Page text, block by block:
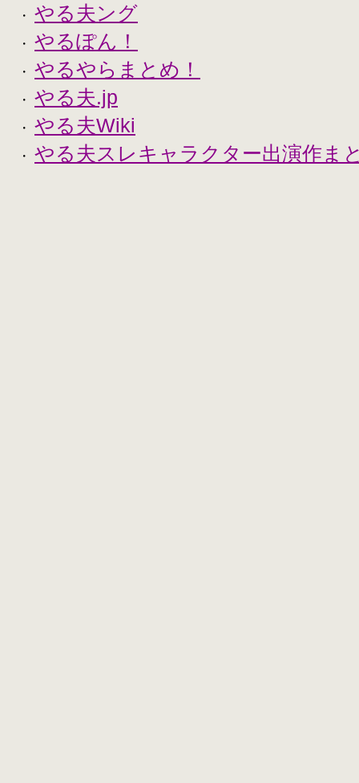
・ やる夫ング
・ やるぽん！
・ やるやらまとめ！
・ やる夫.jp
・ やる夫Wiki
・ やる夫スレキャラクター出演作ま